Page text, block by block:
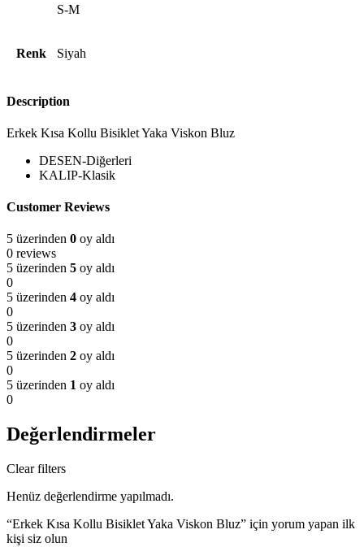
S-M
Renk Siyah
Description
Erkek Kısa Kollu Bisiklet Yaka Viskon Bluz
DESEN-Diğerleri
KALIP-Klasik
Customer Reviews
5 üzerinden 0 oy aldı
0 reviews
5 üzerinden 5 oy aldı
0
5 üzerinden 4 oy aldı
0
5 üzerinden 3 oy aldı
0
5 üzerinden 2 oy aldı
0
5 üzerinden 1 oy aldı
0
Değerlendirmeler
Clear filters
Henüz değerlendirme yapılmadı.
“Erkek Kısa Kollu Bisiklet Yaka Viskon Bluz” için yorum yapan ilk
kişi siz olun